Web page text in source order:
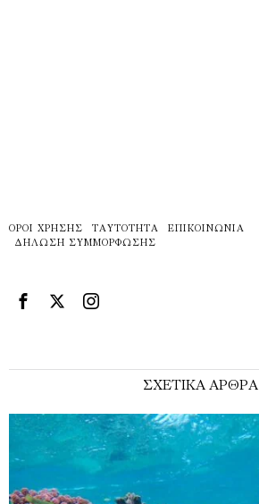
ΌΡΟΙ ΧΡΉΣΗΣ ΤΑΥΤΌΤΗΤΑ
ΕΠΙΚΟΙΝΩΝΊΑ
ΔΉΛΩΣΗ ΣΥΜΜΌΡΦΩΣΗΣ
ΣΧΕΤΙΚΑ ΑΡΘΡΑ